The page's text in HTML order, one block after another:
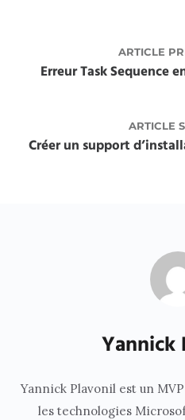
ARTICLE
Erreur Task Sequence
ARTICLE
Créer un support
Yannick
Yannick Plavonil est un
les technologies